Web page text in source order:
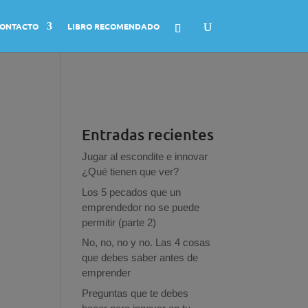
LIBRO RECOMENDADO
Entradas recientes
Jugar al escondite e innovar
¿Qué tienen que ver?
Los 5 pecados que un
emprendedor no se puede
permitir (parte 2)
No, no, no y no. Las 4 cosas
que debes saber antes de
emprender
Preguntas que te debes